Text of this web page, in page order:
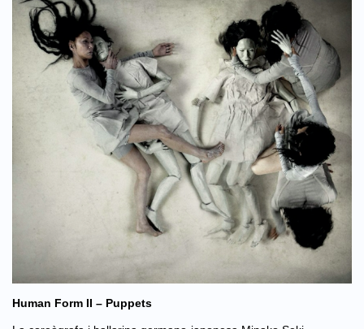
Human Form II – Puppets